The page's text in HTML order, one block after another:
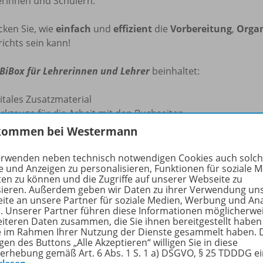
Sie, wie einfach und effizient die Vorbereitung,
sein kann!
BiBox für Lehrerinnen und Lehrer beinhaltet:
Zusatzmaterial
für die Arbeit mit den Buchseiten
Funktion für eigene Dateien
kann flexibel auf dem PC (Windows/macOS), Tablets
auchohne Internetverbindung.
Informationen zur BiBox finden Sie aufwww.bibox.schule
Sie mehr über die Reihe
bei Westermann
neben technisch notwendigen Cookies auch
und Anzeigen zu personalisieren, Funktionen für soziale
zu können und die Zugriffe auf unserer Webseite zu
Außerdem geben wir Daten zu ihrer Verwendung
an unsere Partner für soziale Medien, Werbung und
Unserer Partner führen diese Informationen
Daten zusammen, die Sie ihnen bereitgestellt
im Rahmen Ihrer Nutzung der Dienste gesammelt haben.
des Buttons „Alle Akzeptieren“ willigen Sie in diese
gemäß Art. 6 Abs. 1 S. 1 a) DSGVO, § 25 TDDDG